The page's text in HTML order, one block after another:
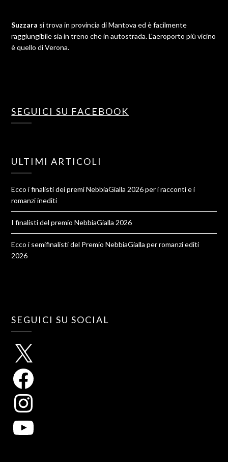
Suzzara si trova in provincia di Mantova ed è facilmente
raggiungibile sia in treno che in autostrada. L'aeroporto più vicino
è quello di Verona.
SEGUICI SU FACEBOOK
ULTIMI ARTICOLI
Ecco i finalisti dei premi NebbiaGialla 2026 per i racconti e i
romanzi inediti
I finalisti del premio NebbiaGialla 2026
Ecco i semifinalisti del Premio NebbiaGialla per romanzi editi
2026
SEGUICI SU SOCIAL